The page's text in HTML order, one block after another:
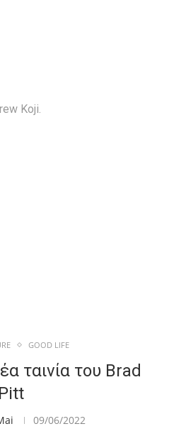
Koji.
GOOD LIFE
ταινία του Brad
Pitt
09/06/2022